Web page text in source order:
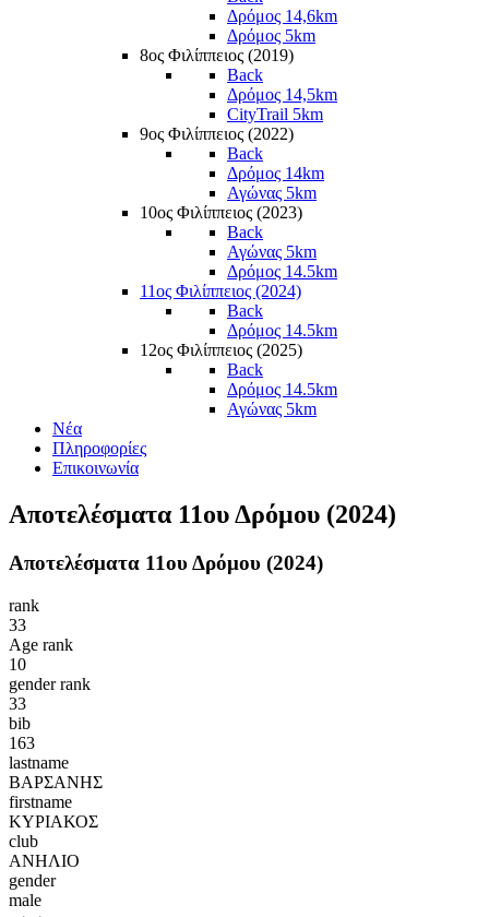
Δρόμος 14,6km
Δρόμος 5km
8ος Φιλίππειος (2019)
Back
Δρόμος 14,5km
CityTrail 5km
9ος Φιλίππειος (2022)
Back
Δρόμος 14km
Αγώνας 5km
10ος Φιλίππειος (2023)
Back
Αγώνας 5km
Δρόμος 14.5km
11ος Φιλίππειος (2024)
Back
Δρόμος 14.5km
12ος Φιλίππειος (2025)
Back
Δρόμος 14.5km
Αγώνας 5km
Νέα
Πληροφορίες
Επικοινωνία
Αποτελέσματα 11ου Δρόμου (2024)
Αποτελέσματα 11ου Δρόμου (2024)
rank
33
Age rank
10
gender rank
33
bib
163
lastname
ΒΑΡΣΑΝΗΣ
firstname
ΚΥΡΙΑΚΟΣ
club
ΑΝΗΛΙΟ
gender
male